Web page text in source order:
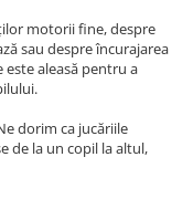
motorii fine, despre
sau despre încurajarea
este aleasă pentru a
dorim ca jucăriile
de la un copil la altul,